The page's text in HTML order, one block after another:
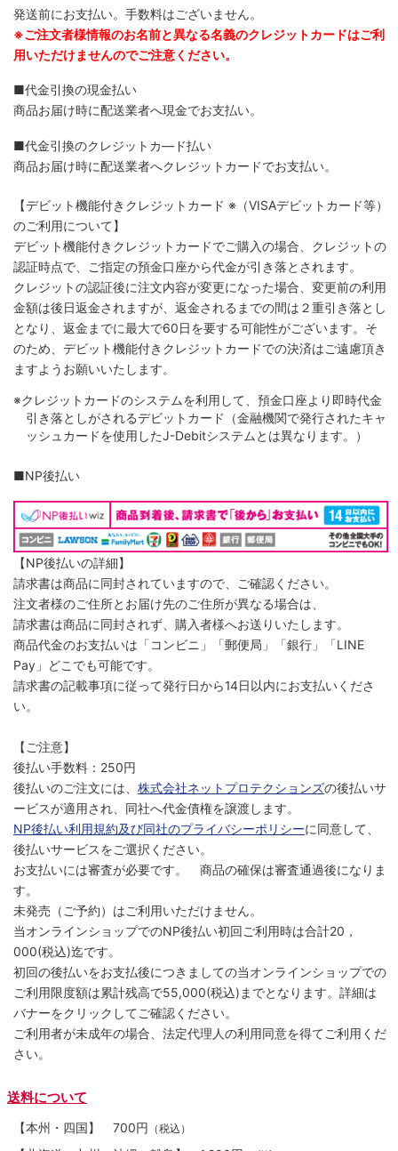
発送前にお支払い。手数料はございません。
※ご注文者様情報のお名前と異なる名義のクレジットカードはご利
用いただけませんのでご注意ください。
■代金引換の現金払い
商品お届け時に配送業者へ現金でお支払い。
■代金引換のクレジットカ―ド払い
商品お届け時に配送業者へクレジットカードでお支払い。
【デビット機能付きクレジットカード ※（VISAデビットカード等）
のご利用について】
デビット機能付きクレジットカードでご購入の場合、クレジットの
認証時点で、ご指定の預金口座から代金が引き落とされます。
クレジットの認証後に注文内容が変更になった場合、変更前の利用
金額は後日返金されますが、返金されるまでの間は２重引き落とし
となり、返金までに最大で60日を要する可能性がございます。そ
のため、デビット機能付きクレジットカードでの決済はご遠慮頂き
ますようお願いいたします。
※クレジットカードのシステムを利用して、預金口座より即時代金
引き落としがされるデビットカード（金融機関で発行されたキャ
ッシュカードを使用したJ-Debitシステムとは異なります。）
■NP後払い
【NP後払いの詳細】
請求書は商品に同封されていますので、ご確認ください。
注文者様のご住所とお届け先のご住所が異なる場合は、
請求書は商品に同封されず、購入者様へお送りいたします。
商品代金のお支払いは「コンビニ」「郵便局」「銀行」「LINE
Pay」どこでも可能です。
請求書の記載事項に従って発行日から14日以内にお支払いくださ
い。
【ご注意】
後払い手数料：250円
後払いのご注文には、 株式会社ネットプロテクションズの後払いサ
ービスが適用され、同社へ代金債権を譲渡します。
NP後払い利用規約及び同社のプライバシーポリシーに同意して、
後払いサービスをご選択ください。
お支払いには審査が必要です。 商品の確保は審査通過後になりま
す。
未発売（ご予約）はご利用いただけません。
当オンラインショップでのNP後払い初回ご利用時は合計20，
000(税込)迄です。
初回の後払いをお支払後につきましての当オンラインショップでの
ご利用限度額は累計残高で55,000(税込)までとなります。詳細は
バナーをクリックしてご確認ください。
ご利用者が未成年の場合、法定代理人の利用同意を得てご利用くだ
さい。
送料について
【本州・四国】 700円 （税込）